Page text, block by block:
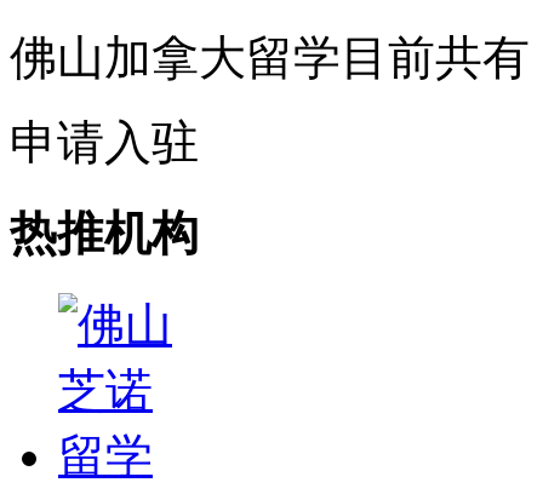
佛山加拿大留学目前共有
申请入驻
热推机构